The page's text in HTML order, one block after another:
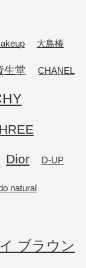
大島椿
生堂 CHANEL
Dior D-UP
natural
ブラウン